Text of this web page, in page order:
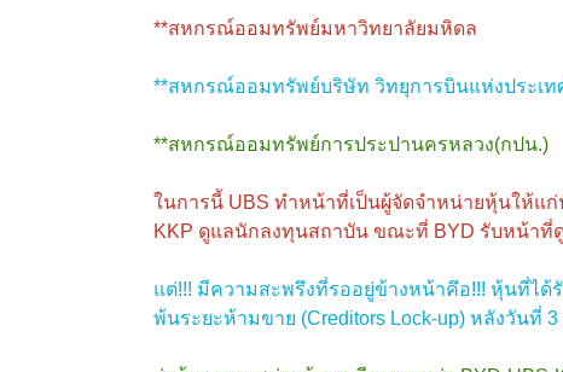
**สหกรณ์ออมทรัพย์มหาวิทยาลัยมหิดล
**สหกรณ์ออมทรัพย์บริษัท วิทยุการบินแห่งประเท
**สหกรณ์ออมทรัพย์การประปานครหลวง(กปน.)
ในการนี้ UBS⁠ ทำหน้าที่เป็นผู้จัดจำหน่ายหุ้นให้แก่
KKP ดูแลนักลงทุนสถาบัน ขณะที่ BYD รับหน้า
แต่!!! มีความสะพรึงที่รออยู่ข้างหน้าคึอ!!! หุ้นที่ได้
พ้นระยะห้ามขาย (Creditors Lock-up) หลังวันที่ 3